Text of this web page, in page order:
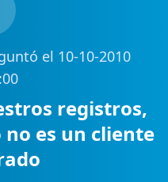
el 10-10-2010
registros,
es un cliente